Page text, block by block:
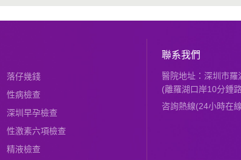
落仔幾錢
性病檢查
深圳早孕檢查
性激素六項檢查
精液檢查
聯系我們
醫院地址：深圳市
(離羅湖口岸10分鍾
咨詢熱線(24小時在